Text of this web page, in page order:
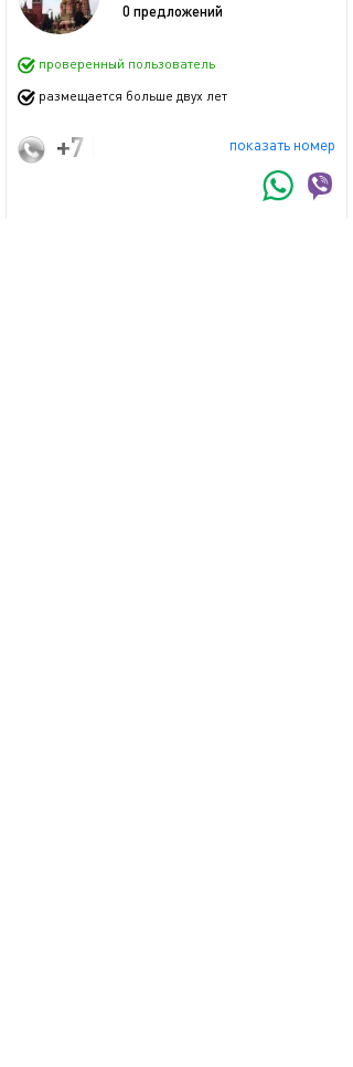
0 предложений
проверенный пользователь
размещается больше двух лет
показать номер
+7 (968) 688-10-01